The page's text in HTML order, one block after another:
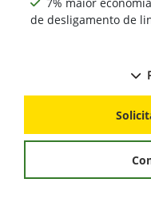
7% maior
de desligamento de